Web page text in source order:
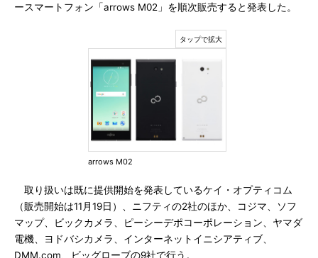
ースマートフォン「arrows M02」を順次販売すると発表した。
arrows M02
取り扱いは既に提供開始を発表しているケイ・オプティコム
（販売開始は11月19日）、ニフティの2社のほか、コジマ、ソフ
マップ、ビックカメラ、ピーシーデポコーポレーション、ヤマダ
電機、ヨドバシカメラ、インターネットイニシアティブ、
DMM.com、ビッグローブの9社で行う。